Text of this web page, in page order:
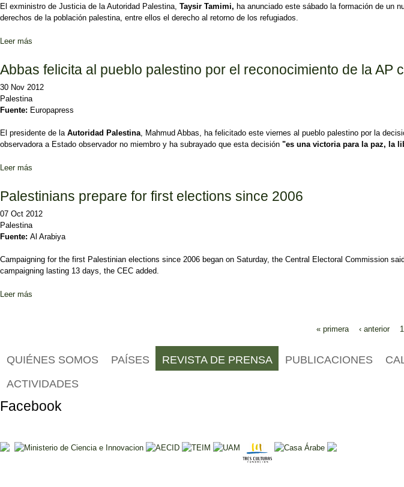
El exministro de Justicia de la Autoridad Palestina, Taysir Tamimi, ha anunciado este sábado la formación de un
derechos de la población palestina, entre ellos el derecho al retorno de los refugiados.
Leer más
Abbas felicita al pueblo palestino por el reconocimiento de la AP
30 Nov 2012
Palestina
Fuente: Europapress
El presidente de laAutoridad Palestina, Mahmud Abbas, ha felicitado este viernes al pueblo palestino por la
observadora a Estado observador no miembro y ha subrayado que esta decisión "es una victoria para la paz, la
Leer más
Palestinians prepare for first elections since 2006
07 Oct 2012
Palestina
Fuente: Al Arabiya
Campaigning for the first Palestinian elections since 2006 began on Saturday, the Central Electoral Commission
campaigning lasting 13 days, the CEC added.
Leer más
« primera ‹ anterior 1
QUIÉNES SOMOS PAÍSES REVISTA DE PRENSA PUBLICACIONES
ACTIVIDADES
Facebook